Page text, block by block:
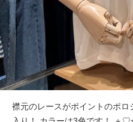
襟元のレースがポイントのポ